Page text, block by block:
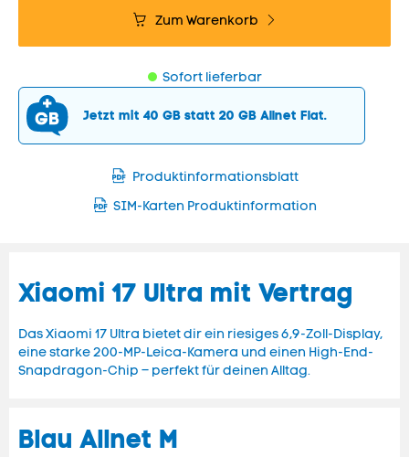
Zum Warenkorb
Sofort lieferbar
Jetzt mit 40 GB statt 20 GB Allnet Flat.
Produktinformationsblatt
SIM-Karten Produktinformation
Xiaomi 17 Ultra mit Vertrag
Das Xiaomi 17 Ultra bietet dir ein riesiges 6,9-Zoll-Display,
eine starke 200-MP-Leica-Kamera und einen High-End-
Snapdragon-Chip – perfekt für deinen Alltag.
Blau Allnet M